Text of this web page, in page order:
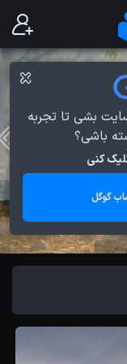
بشی تا تجربه
کنی
گوگل